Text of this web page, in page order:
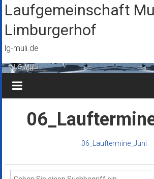
Zum
Inhalt
springen
Laufgemeinschaft
Limburgerhof
lg-muli.de
06_Lauftermine_Juni